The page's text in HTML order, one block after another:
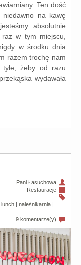
Ten dość
nie­daw­no na kawę
abso­lut­nie
w tym miej­scu,
w środ­ku dnia
razem tro­chę nam
tyle, żeby od razu
wyda­wa­ła
Pani Łasuchowa
Restauracje
lunch | naleśnikarnia |
9 komentarze(y)